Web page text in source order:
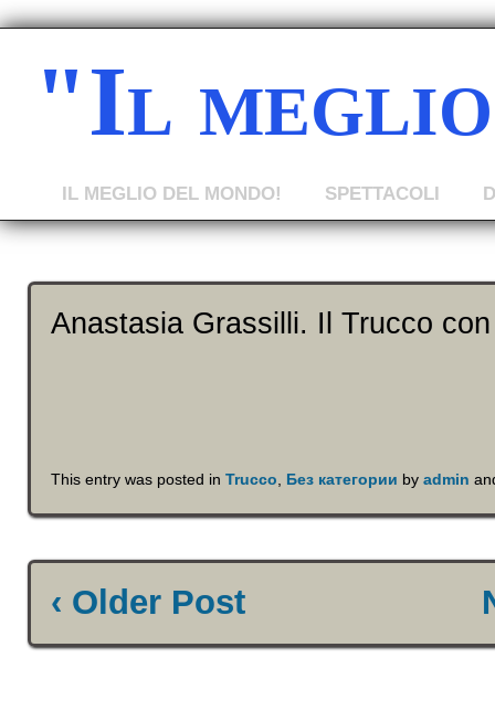
Anastasia Grassilli. Il Trucco
This entry was posted inTrucco, Без категории byadmin
‹ Older Post
"Il
IL MEGLIO DEL MONDO! SPETTACOLI